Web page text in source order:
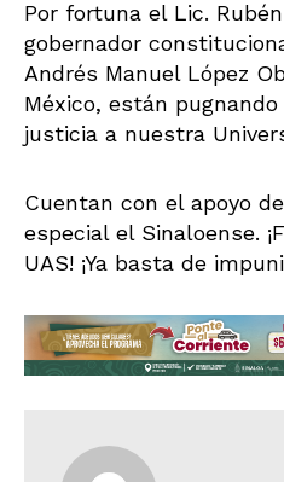
Por fortuna el Lic.
gobernador
Andrés Manuel López
México, están
justicia a nuestra
Cuentan con el apoyo
especial el Sinaloense.
UAS! ¡Ya basta de